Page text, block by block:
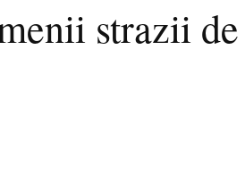
strazii